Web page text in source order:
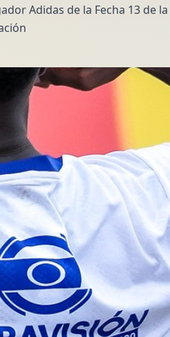
Adidas de la Fecha 13 de